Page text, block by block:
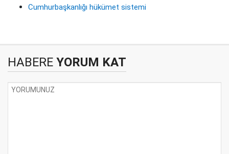
Cumhurbaşkanlığı hükümet sistemi
HABERE YORUM KAT